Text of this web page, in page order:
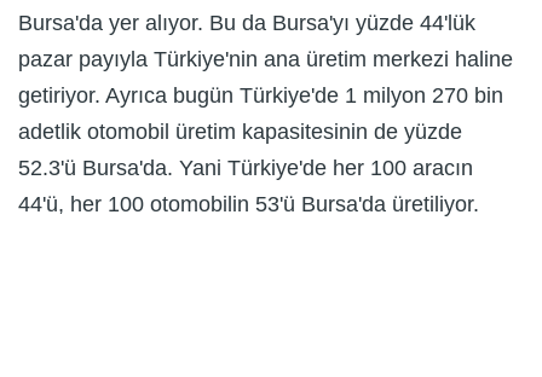
Bursa'da yer alıyor. Bu da Bursa'yı yüzde 44'lük
pazar payıyla Türkiye'nin ana üretim merkezi haline
getiriyor. Ayrıca bugün Türkiye'de 1 milyon 270 bin
adetlik otomobil üretim kapasitesinin de yüzde
52.3'ü Bursa'da. Yani Türkiye'de her 100 aracın
44'ü, her 100 otomobilin 53'ü Bursa'da üretiliyor.